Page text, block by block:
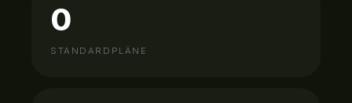
0
STANDARDPLÄNE